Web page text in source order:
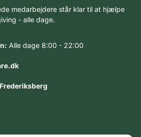
medarbejdere står klar til at hjælpe
- alle dage.
Alle dage 8:00 - 22:00